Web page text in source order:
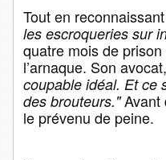
Tout en reconnaissant
les escroqueries sur
quatre mois de
l’arnaque. Son
coupable idéal. Et ce
des brouteurs."Avant
le prévenu de peine.